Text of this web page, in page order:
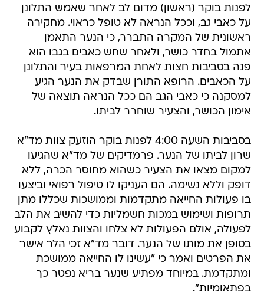
לפנות בוקר (ראשון) מדום לב לאחר שאמש התלונן
על כאבי גב, וככל הנראה לא טופל כראוי. מחקירה
ראשונית של המקרה התברר, כי הנער התאמן
אתמול בחדר כושר, ולאחר שחש כאבים בגבו הוא
פנה בסביבות חצות לאחת המרפאות בעיר והתלונן
על הכאבים. הרופא התורן שבדק את הנער הגיע
למסקנה כי כאבי הגב הם ככל הנראה תוצאה של
אימון הכושר, והצעיר שוחרר לביתו.
בסביבות השעה 4:00 לפנות בוקר הוזעק צוות מד"א
שרון לביתו של הנער. פרמדיקים של מד"א שהגיעו
למקום מצאו את הצעיר כשהוא מחוסר הכרה, ללא
דופק וללא נשימה. הם העניקו לו טיפול רפואי וביצעו
בו פעולות החייאה מתקדמות וממושכות שכללו מתן
תרופות ושימוש במכות חשמליות כדי להשיב את הלב
לפעולה, אולם הפעולות לא צלחו והצוות נאלץ לקבוע
בסופן את מותו של הנער. דובר מד"א זכי הלר אישר
את הפרטים ואמר כי "עשינו לו החייאה ממושכת
ומתקדמת. במיוחד מפתיע שנער בריא נפטר כך
בפתאומיות".